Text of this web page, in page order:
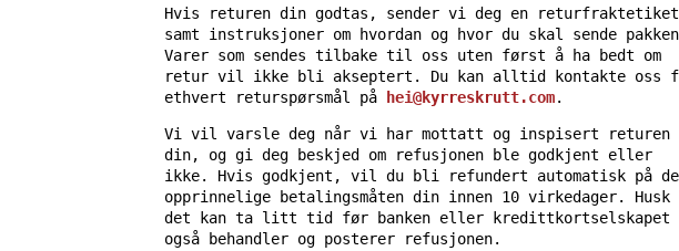
Hvis returen din godtas, sender vi deg en
samt instruksjoner om hvordan og hvor du skal sende
Varer som sendes tilbake til oss uten først å ha bedt om
retur vil ikke bli akseptert. Du kan alltid kontakte oss
ethvert returspørsmål på
hei@kyrreskrutt.com.
Vi vil varsle deg når vi har mottatt og inspisert returen
din, og gi deg beskjed om refusjonen ble godkjent eller
ikke. Hvis godkjent, vil du bli refundert automatisk på
opprinnelige betalingsmåten din innen 10 virkedager. Husk
det kan ta litt tid før banken eller kredittkortselskapet
også behandler og posterer refusjonen.